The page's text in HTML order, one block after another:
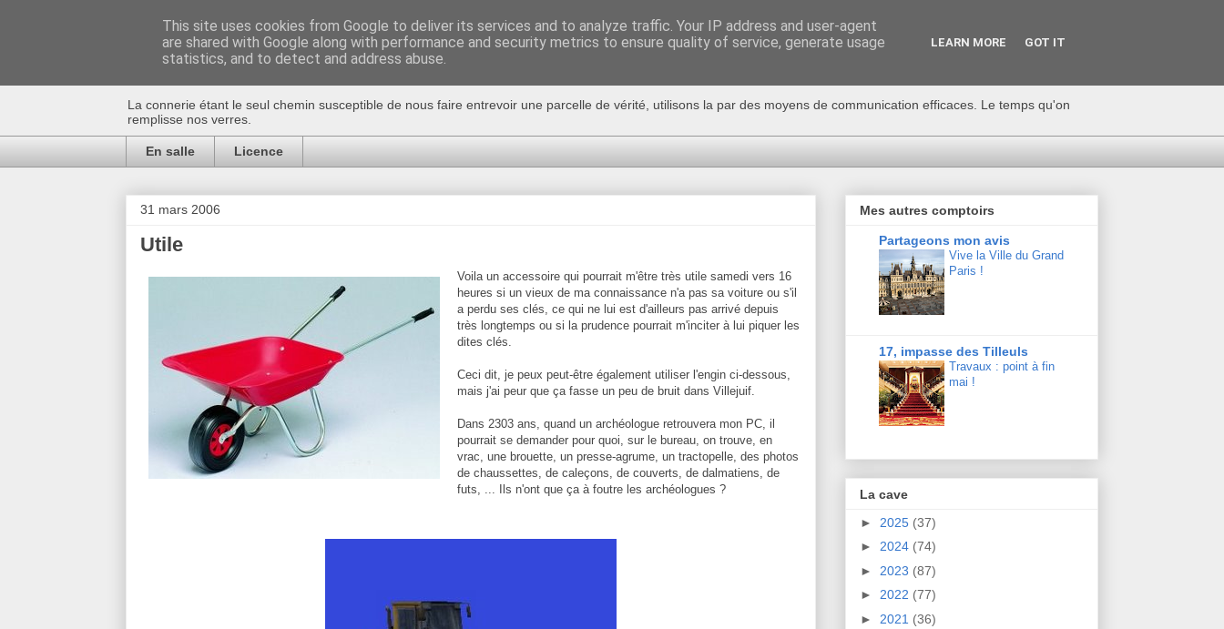
Au bistro !
La connerie étant le seul chemin susceptible de nous faire entrevoir une parcelle de vérité, utilisons la par des moyens de communication efficaces. Le temps qu'on
remplisse nos verres.
En salle Licence
31 mars 2006
Utile
Voila un accessoire qui pourrait m'être très utile samedi vers 16
heures si un vieux de ma connaissance n'a pas sa voiture ou s'il
a perdu ses clés, ce qui ne lui est d'ailleurs pas arrivé depuis
très longtemps ou si la prudence pourrait m'inciter à lui piquer les
dites clés.
Ceci dit, je peux peut-être également utiliser l'engin ci-dessous,
mais j'ai peur que ça fasse un peu de bruit dans Villejuif.
Dans 2303 ans, quand un archéologue retrouvera mon PC, il
pourrait se demander pour quoi, sur le bureau, on trouve, en
vrac, une brouette, un presse-agrume, un tractopelle, des photos
de chaussettes, de caleçons, de couverts, de dalmatiens, de
futs, ... Ils n'ont que ça à foutre les archéologues ?
Mes autres comptoirs
Partageons mon avis
Vive la Ville du Grand
Paris !
17, impasse des Tilleuls
Travaux : point à fin
mai !
La cave
► 2025 (37)
► 2024 (74)
► 2023 (87)
► 2022 (77)
► 2021 (36)
This site uses cookies from Google to deliver its services and to analyze traffic. Your IP address and user-agent
are shared with Google along with performance and security metrics to ensure quality of service, generate usage
statistics, and to detect and address abuse.
LEARN MORE GOT IT